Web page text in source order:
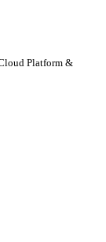
Platform &